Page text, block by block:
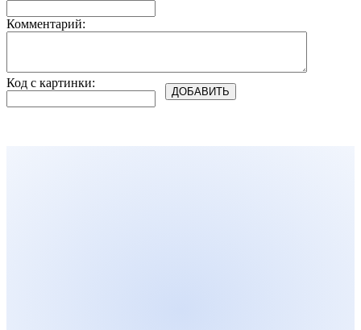
Комментарий:
Код с картинки: